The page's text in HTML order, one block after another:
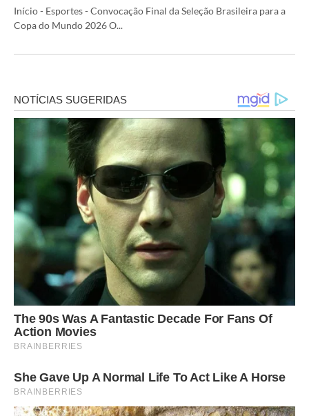
Início - Esportes - Convocação Final da Seleção Brasileira para a
Copa do Mundo 2026 O...